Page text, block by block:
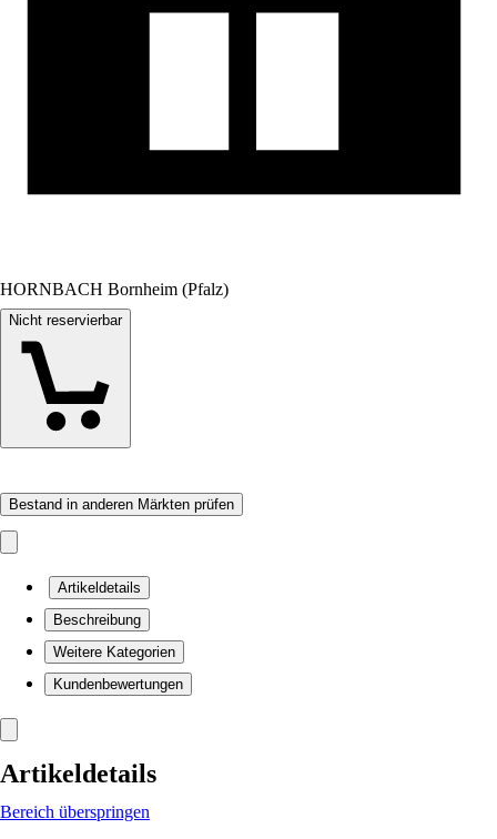
HORNBACH Bornheim (Pfalz)
Nicht reservierbar
Bestand in anderen Märkten prüfen
Artikeldetails
Beschreibung
Weitere Kategorien
Kundenbewertungen
Artikeldetails
Bereich überspringen